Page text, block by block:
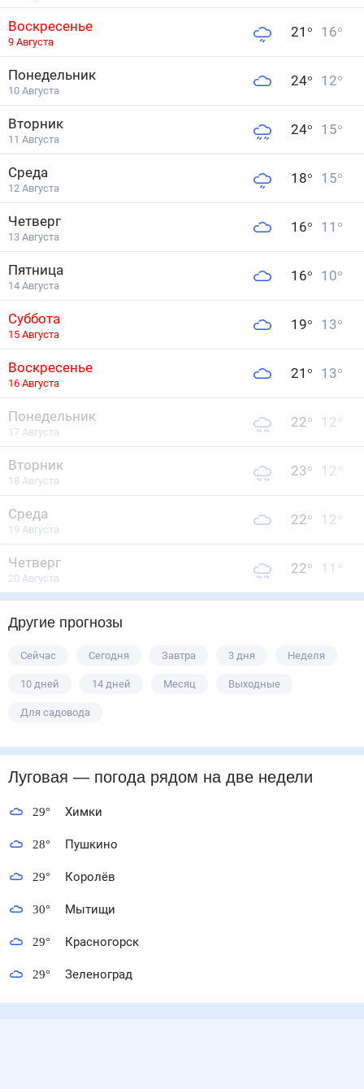
Воскресенье
9 Августа
21 ° 16°
Понедельник
10 Августа
24° 12°
Вторник
11 Августа
24° 15°
Среда
12 Августа
18° 15°
Четверг
13 Августа
16° 11 °
Пятница
14 Августа
16° 10°
Суббота
15 Августа
19° 13°
Воскресенье
16 Августа
21 ° 13°
Понедельник
17 Августа
22° 12°
Вторник
18 Августа
23° 12°
Среда
19 Августа
22° 12°
Четверг
20 Августа
22° 11 °
Другие прогнозы
Сейчас Сегодня Завтра 3 дня Неделя
10 дней 14 дней Месяц Выходные
Для садовода
Луговая — погода рядомна две недели
29° Химки
28° Пушкино
29° Королёв
30° Мытищи
29° Красногорск
29° Зеленоград